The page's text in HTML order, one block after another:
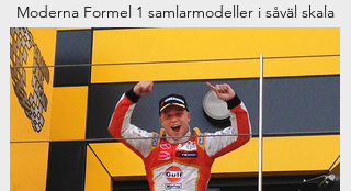
Moderna Formel 1 samlarmodeller i såväl skala
1:43 som 1:18